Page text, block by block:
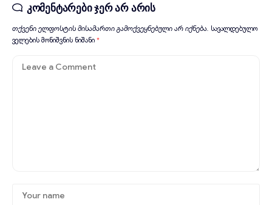
კომენტარები ჯერ არ არის
თქვენი ელფოსტის მისამართი გამოქვეყნებული არ იქნება. სავალდებულო
ველების მონიშვნის ნიშანი *